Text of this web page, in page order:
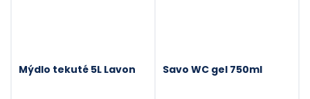
Mýdlo tekuté 5L Lavon Savo WC gel 750ml